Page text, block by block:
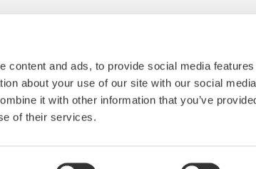
content and ads, to provide social media
about your use of our site with our social
it with other information that you’ve
of their services.